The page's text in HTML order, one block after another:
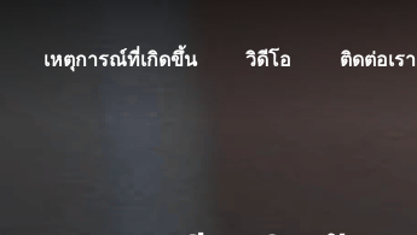
เหตุการณ์ที่เกิดขึ้น วิดีโอ ติดต่อเรา